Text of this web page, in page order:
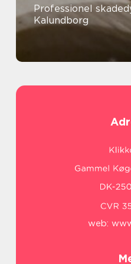
Professionel
Kalundborg
web: